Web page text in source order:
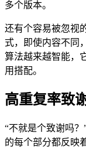
多个版本。
还有个容易被忽视
式，即使内容不同
算法越来越智能，
用搭配。
高重复率致
“不就是个致谢吗
的每个部分都反映